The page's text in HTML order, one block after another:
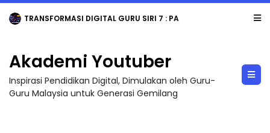
TRANSFORMASI DIGITAL GURU SIRI 7 : PAHLAWAN DIGITAL PENYELAMAT DUNIA
Akademi Youtuber
Inspirasi Pendidikan Digital, Dimulakan oleh Guru-
Guru Malaysia untuk Generasi Gemilang